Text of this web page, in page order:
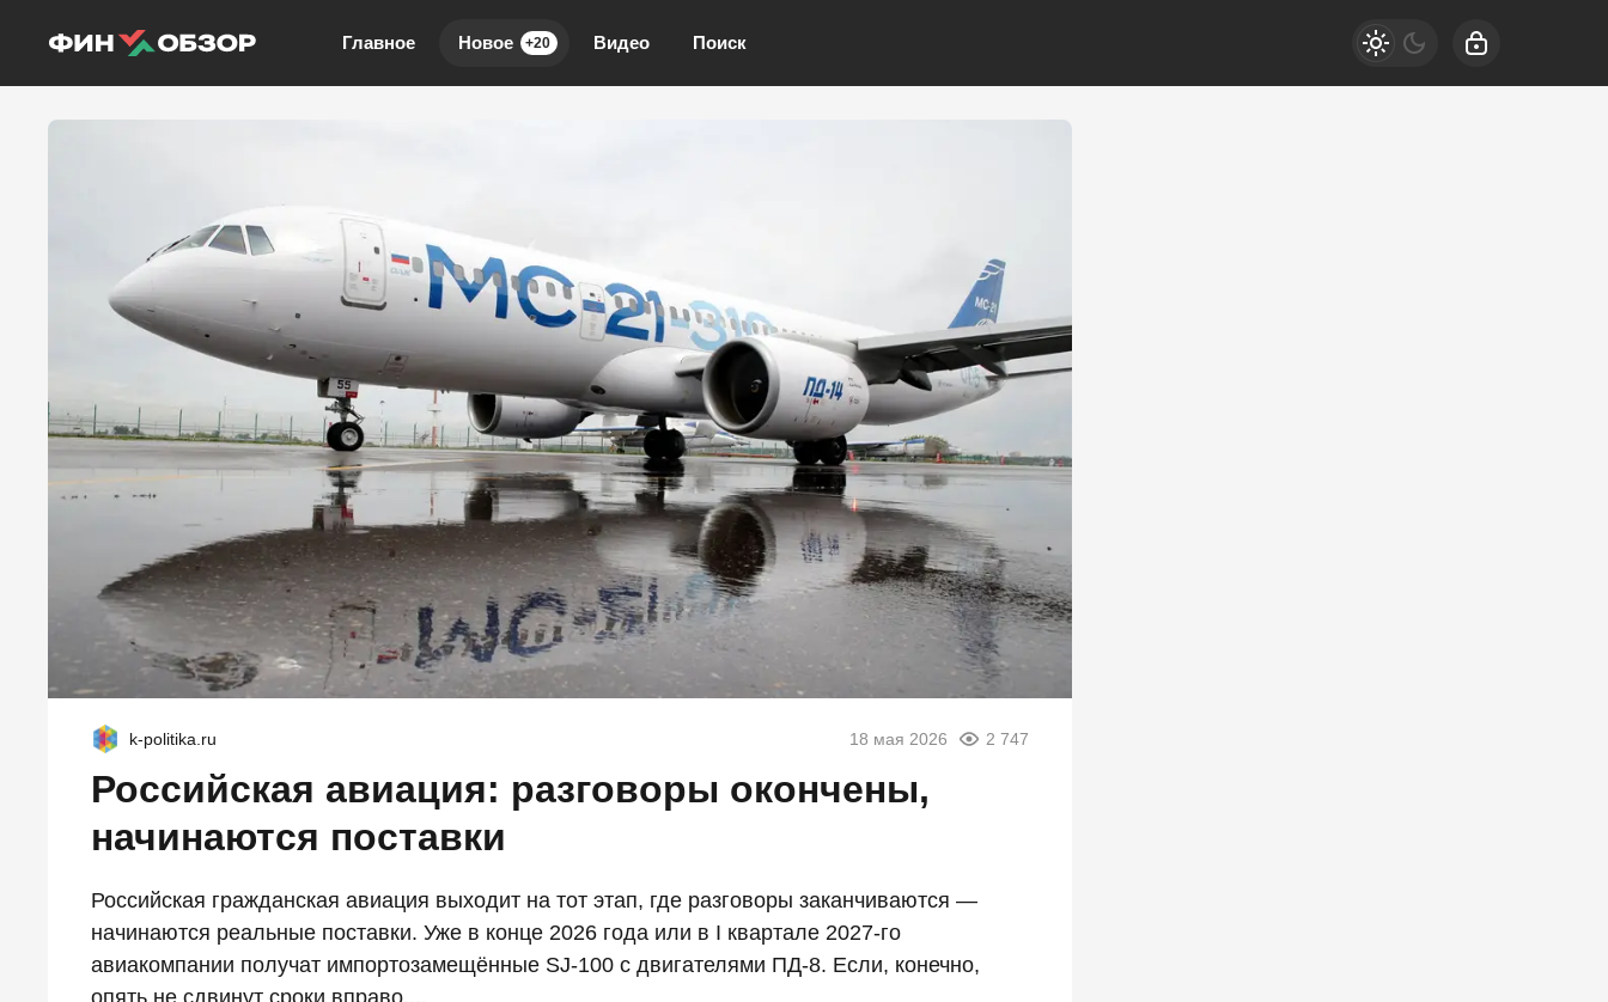
Главное Новое +20 Видео Поиск
k-politika.ru 18 мая 2026 2 747
Российская авиация: разговоры окончены,
начинаются поставки
Российская гражданская авиация выходит на тот этап, где разговоры заканчиваются —
начинаются реальные поставки. Уже в конце 2026 года или в I квартале 2027-го
авиакомпании получат импортозамещённые SJ-100 с двигателями ПД-8. Если, конечно,
опять не сдвинут сроки вправо....